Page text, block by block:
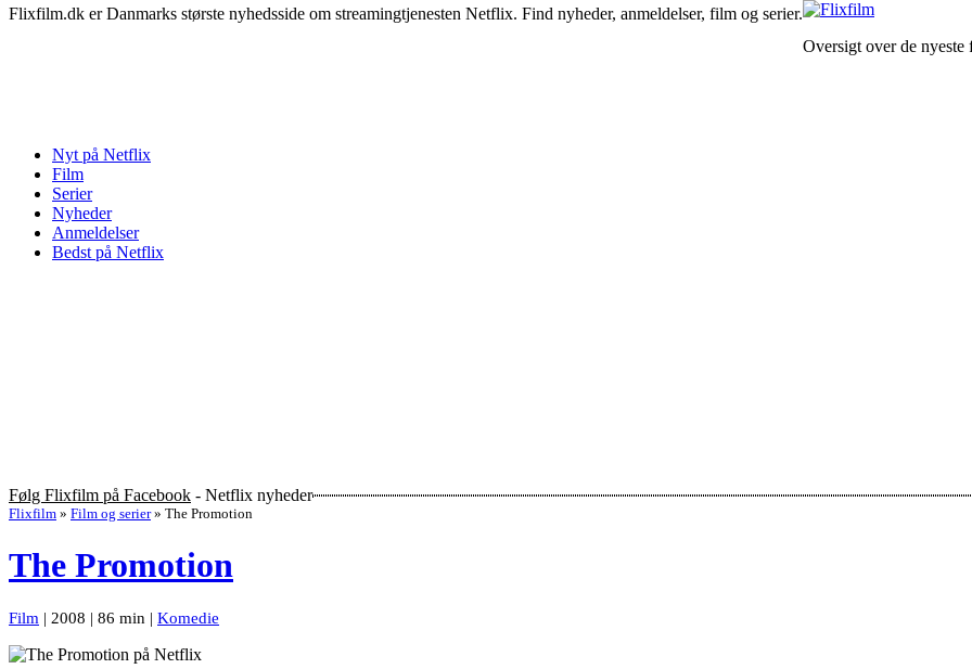
Flixfilm.dk er Danmarks største nyhedsside om streamingtjenesten Netflix. Find nyheder, anmeldelser, film og serier.
Oversigt over de
Nyt på Netflix
Film
Serier
Nyheder
Anmeldelser
Bedst på Netflix
Følg Flixfilm på Facebook - Netflix nyheder
Flixfilm » Film og serier » The Promotion
The Promotion
Film | 2008 | 86 min | Komedie